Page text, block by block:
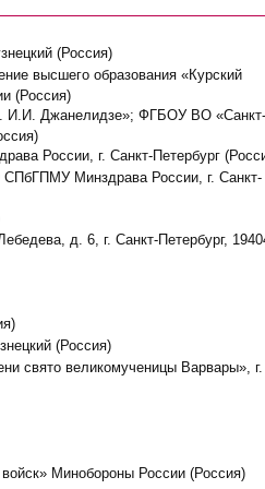
(Россия)
высшего образования «Курский
(Россия)
И.И. Джанелидзе»; ФГБОУ ВО «Санкт-
России, г. Санкт-Петербург
Минздрава России, г. Санкт-
д. 6, г. Санкт-Петербург,
(Россия)
свято великомученицы Варвары», г.
Минобороны России (Россия)